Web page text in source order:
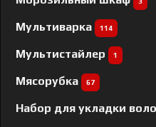
Мультиварка 114
Мультистайлер 1
Мясорубка 67
Набор для укладки